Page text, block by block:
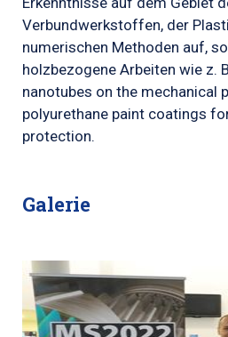
Verbundwerkstoffen, der
numerischen Methoden auf,
holzbezogene Arbeiten wie z.
nanotubes on the mechanical
polyurethane paint coatings
protection.
Galerie